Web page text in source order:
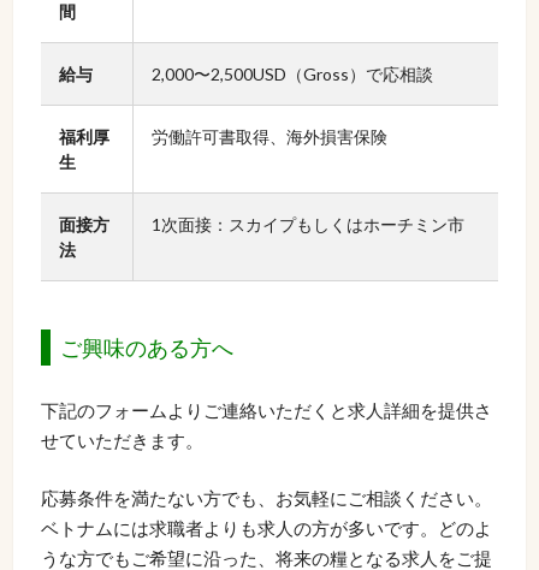
間
給与 2,000〜2,500USD（Gross）で応相談
福利厚
生
労働許可書取得、海外損害保険
面接方
法
1次面接：スカイプもしくはホーチミン市
ご興味のある方へ
下記のフォームよりご連絡いただくと求人詳細を提供さ
せていただきます。
応募条件を満たない方でも、お気軽にご相談ください。
ベトナムには求職者よりも求人の方が多いです。どのよ
うな方でもご希望に沿った、将来の糧となる求人をご提